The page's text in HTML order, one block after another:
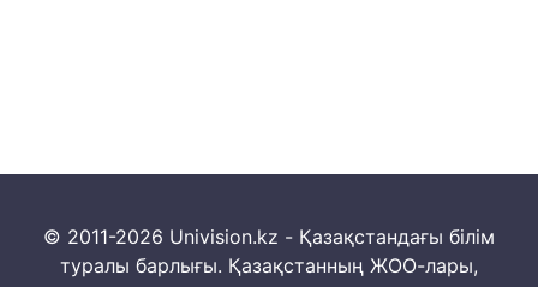
© 2011-2026 Univision.kz - Қазақстандағы білім
туралы барлығы. Қазақстанның ЖОО-лары,